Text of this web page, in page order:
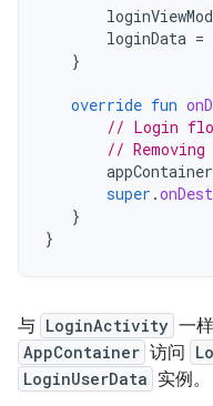
loginData =
}
override fun
// Login
//
appContainer
super .
}
}
与 LoginActivity 一
AppContainer 访问
LoginUserData 实例。